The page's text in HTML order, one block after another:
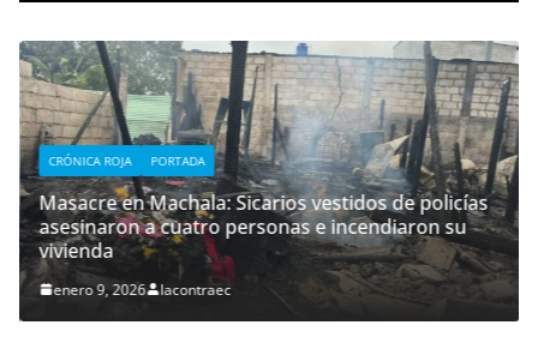
CRÓNICA ROJA PORTADA
Masacre en Machala: Sicarios vestidos de policías
asesinaron a cuatro personas e incendiaron su
vivienda
enero 9, 2026 lacontraec